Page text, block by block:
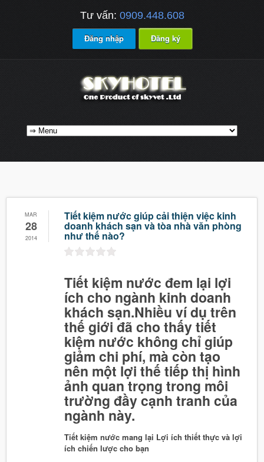
Tư vấn: 0909.448.608
Đăng nhập Đăng ký
MAR
28
2014
Tiết kiệm nước giúp cải thiện việc kinh
doanh khách sạn và tòa nhà văn phòng
như thế nào?
Tiết kiệm nước đem lại lợi
ích cho ngành kinh doanh
khách sạn.Nhiều ví dụ trên
thế giới đã cho thấy tiết
kiệm nước không chỉ giúp
giảm chi phí, mà còn tạo
nên một lợi thế tiếp thị hình
ảnh quan trọng trong môi
trường đầy cạnh tranh của
ngành này.
Tiết kiệm nước mang lại Lợi ích thiết thực và lợi
ích chiến lược cho bạn